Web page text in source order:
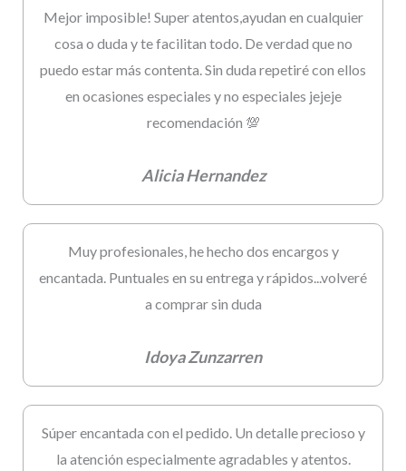
Mejor imposible! Super atentos,ayudan en cualquier
cosa o duda y te facilitan todo. De verdad que no
puedo estar más contenta. Sin duda repetiré con ellos
en ocasiones especiales y no especiales jejeje
recomendación 💯
Alicia Hernandez
Muy profesionales, he hecho dos encargos y
encantada. Puntuales en su entrega y rápidos...volveré
a comprar sin duda
Idoya Zunzarren
Súper encantada con el pedido. Un detalle precioso y
la atención especialmente agradables y atentos.